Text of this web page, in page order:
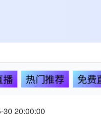
播 热门推荐 免费
30 20:00:00